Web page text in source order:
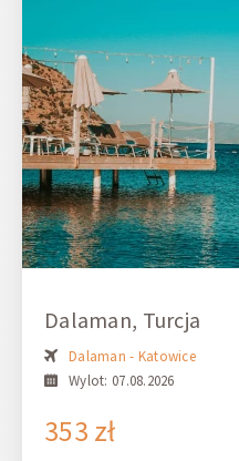
Dalaman, Turcja
Dalaman - Katowice
Wylot: 07.08.2026
353 zł